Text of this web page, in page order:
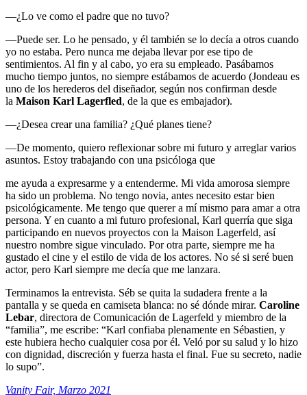
—¿Lo ve como el padre que no tuvo?
—Puede ser. Lo he pensado, y él también se lo decía a otros cuando
yo no estaba. Pero nunca me dejaba llevar por ese tipo de
sentimientos. Al fin y al cabo, yo era su empleado. Pasábamos
mucho tiempo juntos, no siempre estábamos de acuerdo (Jondeau es
uno de los herederos del diseñador, según nos confirman desde
la Maison Karl Lagerfled, de la que es embajador).
—¿Desea crear una familia? ¿Qué planes tiene?
—De momento, quiero reflexionar sobre mi futuro y arreglar varios
asuntos. Estoy trabajando con una psicóloga que
me ayuda a expresarme y a entenderme. Mi vida amorosa siempre
ha sido un problema. No tengo novia, antes necesito estar bien
psicológicamente. Me tengo que querer a mí mismo para amar a otra
persona. Y en cuanto a mi futuro profesional, Karl querría que siga
participando en nuevos proyectos con la Maison Lagerfeld, así
nuestro nombre sigue vinculado. Por otra parte, siempre me ha
gustado el cine y el estilo de vida de los actores. No sé si seré buen
actor, pero Karl siempre me decía que me lanzara.
Terminamos la entrevista. Séb se quita la sudadera frente a la
pantalla y se queda en camiseta blanca: no sé dónde mirar. Caroline
Lebar, directora de Comunicación de Lagerfeld y miembro de la
“familia”, me escribe: “Karl confiaba plenamente en Sébastien, y
este hubiera hecho cualquier cosa por él. Veló por su salud y lo hizo
con dignidad, discreción y fuerza hasta el final. Fue su secreto, nadie
lo supo”.
Vanity Fair, Marzo 2021